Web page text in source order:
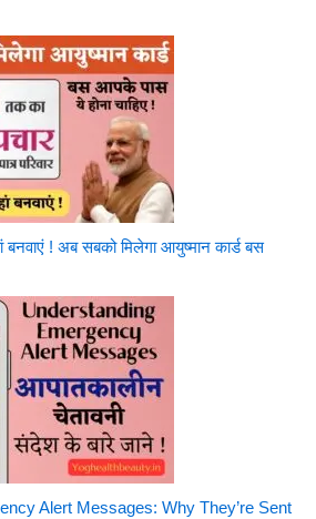
! अब सबको मिलेगा आयुष्मान कार्ड बस
Alert Messages: Why They’re Sent